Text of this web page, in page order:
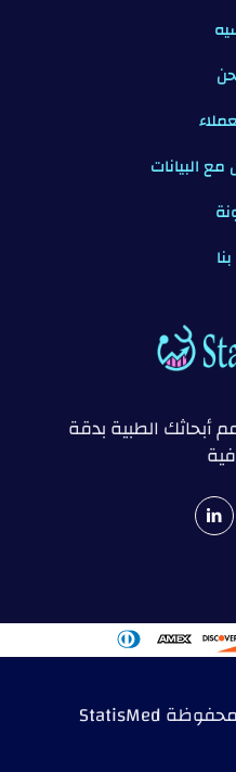
أبحاثك الطبية بدقة
البيانات